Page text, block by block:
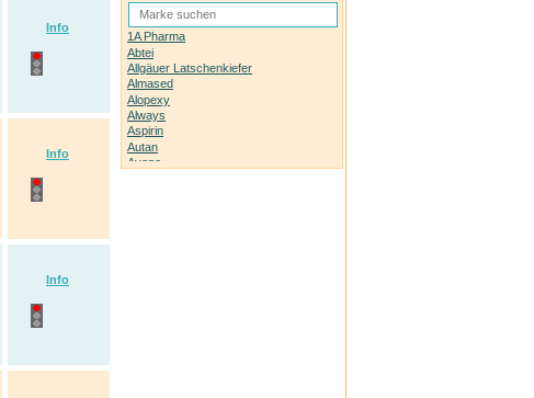
Info
Info
Info
1A Pharma
Abtei
Allgäuer Latschenkiefer
Almased
Alopexy
Always
Aspirin
Autan
Avene